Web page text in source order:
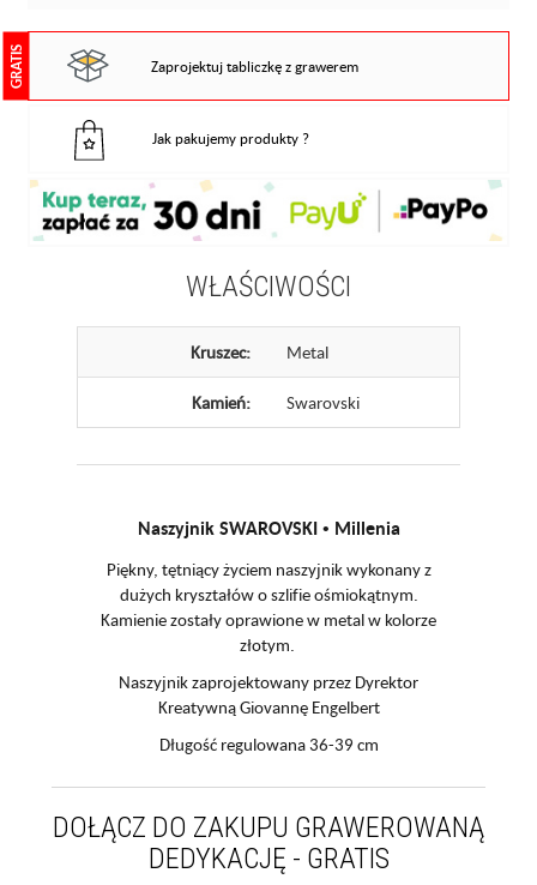
GRATIS Zaprojektuj tabliczkę z grawerem
Jak pakujemy produkty ?
WŁAŚCIWOŚCI
Kruszec: Metal
Kamień: Swarovski
Naszyjnik SWAROVSKI • Millenia
Piękny, tętniący życiem naszyjnik wykonany z
dużych kryształów o szlifie ośmiokątnym.
Kamienie zostały oprawione w metal w kolorze
złotym.
Naszyjnik zaprojektowany przez Dyrektor
Kreatywną Giovannę Engelbert
Długość regulowana 36-39 cm
DOŁĄCZ DO ZAKUPU GRAWEROWANĄ
DEDYKACJĘ - GRATIS